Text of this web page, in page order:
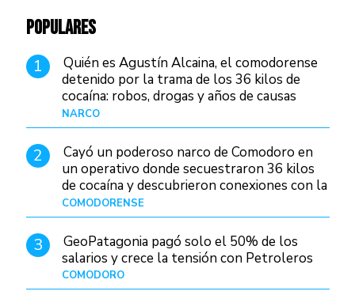
POPULARES
1
Quién es Agustín Alcaina, el comodorense
detenido por la trama de los 36 kilos de
cocaína: robos, drogas y años de causas
judiciales
NARCO
2
Cayó un poderoso narco de Comodoro en
un operativo donde secuestraron 36 kilos
de cocaína y descubrieron conexiones con la
Patagonia
COMODORENSE
3
GeoPatagonia pagó solo el 50% de los
salarios y crece la tensión con Petroleros
COMODORO